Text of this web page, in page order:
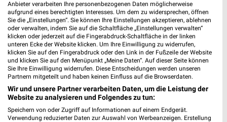
Anbieter verarbeiten Ihre personenbezogenen Daten möglicherweise
aufgrund eines berechtigten Interesses. Um dem zu widersprechen, öffnen
Sie die „Einstellungen“. Sie können Ihre Einstellungen akzeptieren, ablehnen
oder verwalten, indem Sie auf die Schaltfläche „Einstellungen verwalten“
klicken oder jederzeit auf die Fingerabdruck-Schaltfläche in der linken
unteren Ecke der Website klicken. Um Ihre Einwilligung zu widerrufen,
klicken Sie auf den Fingerabdruck oder den Link in der Fußzeile der Website
und klicken Sie auf den Menüpunkt „Meine Daten“. Auf dieser Seite können
Sie Ihre Einwilligung widerrufen. Diese Entscheidungen werden unseren
Partnern mitgeteilt und haben keinen Einfluss auf die Browserdaten.
Wir und unsere Partner verarbeiten Daten, um die Leistung der
Website zu analysieren und Folgendes zu tun:
Speichern von oder Zugriff auf Informationen auf einem Endgerät.
Verwendung reduzierter Daten zur Auswahl von Werbeanzeigen. Erstellung